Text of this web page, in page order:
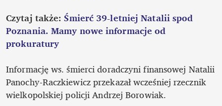
Czytaj także: Śmierć 39-letniej Natalii spod
Poznania. Mamy nowe informacje od
prokuratury
Informację ws. śmierci doradczyni finansowej Natalii
Panochy-Raczkiewicz przekazał wcześniej rzecznik
wielkopolskiej policji Andrzej Borowiak.